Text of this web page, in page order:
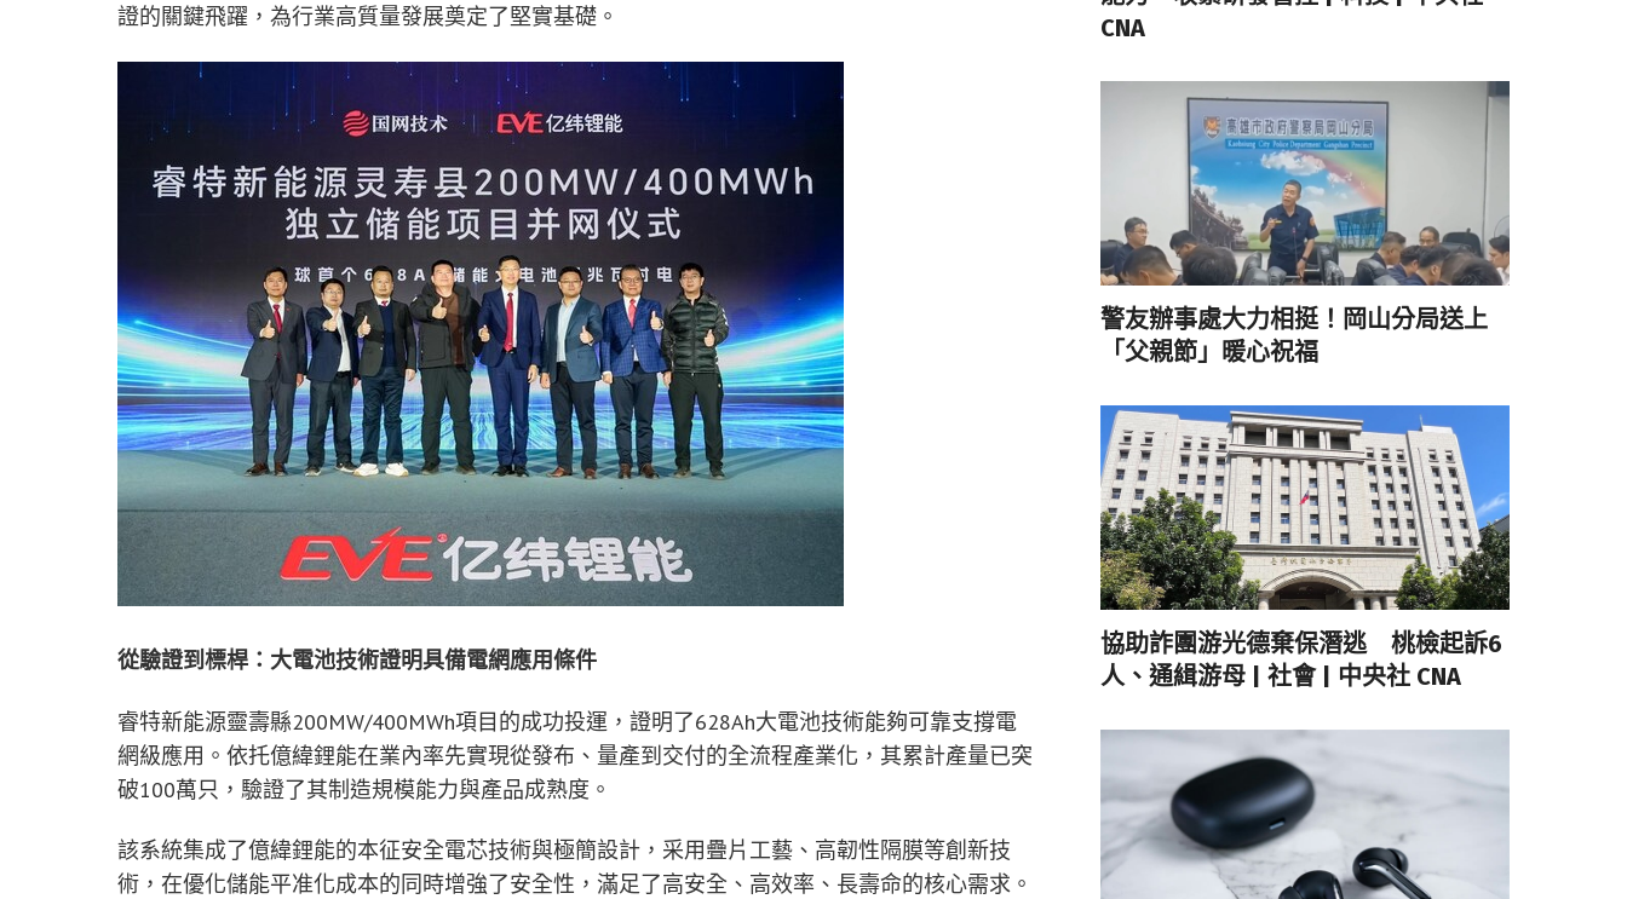
證的關鍵飛躍，為行業高質量發展奠定了堅實基礎。
從驗證到標桿：大電池技術證明具備電網應用條件
睿特新能源靈壽縣200MW/400MWh項目的成功投運，證明了628Ah大電池技術能夠可靠支撐電
網級應用。依托億緯鋰能在業內率先實現從發布、量產到交付的全流程產業化，其累計產量已突
破100萬只，驗證了其制造規模能力與產品成熟度。
該系統集成了億緯鋰能的本征安全電芯技術與極簡設計，采用疊片工藝、高韌性隔膜等創新技
術，在優化儲能平准化成本的同時增強了安全性，滿足了高安全、高效率、長壽命的核心需求。
CNA
警友辦事處大力相挺！岡山分局送上
「父親節」暖心祝福
協助詐團游光德棄保潛逃 桃檢起訴6
人、通緝游母 | 社會 | 中央社 CNA